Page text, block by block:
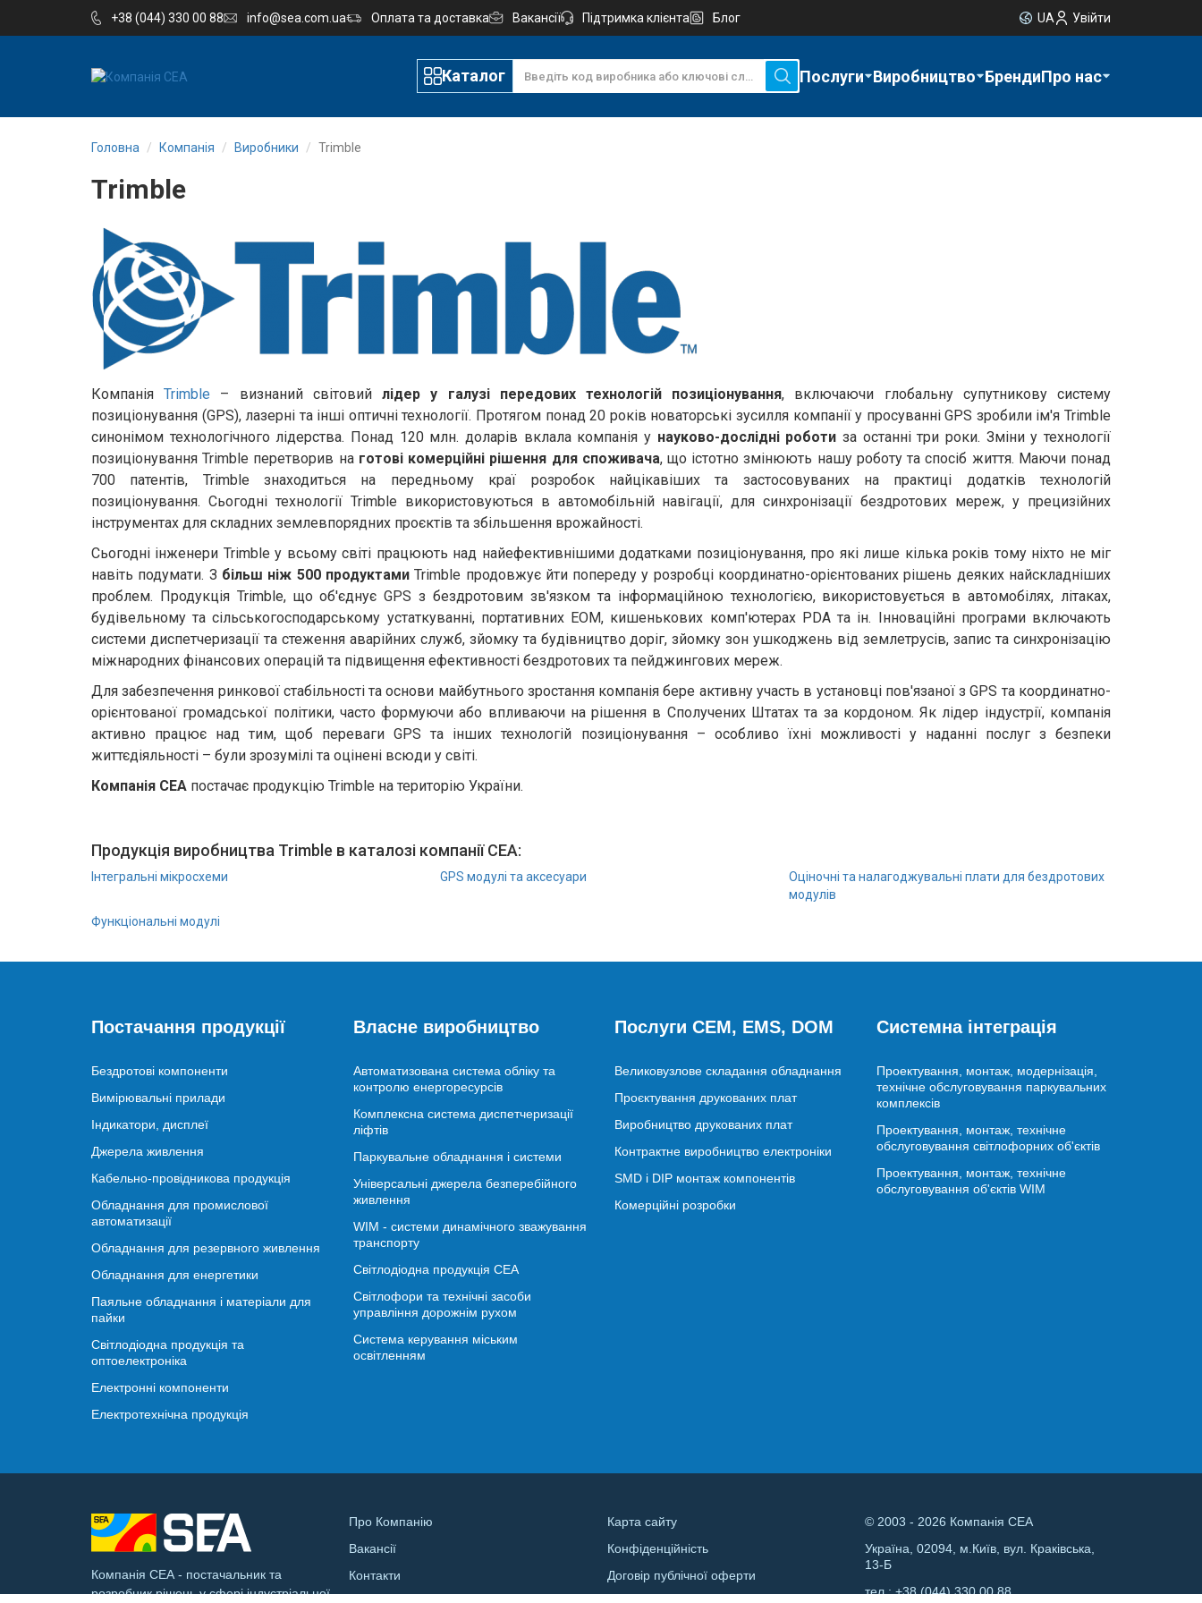
+38 (044) 330 00 88 info@sea.com.ua Оплата та доставка Вакансії Підтримка клієнта Блог UA Увійти
Каталог Послуги Виробництво БрендиПро нас
Компанія
Каталог
Виробництво
Послуги
Новини
Вхід/
авторизація
Виробники
Контакти
Доставка
Підтримка
Блог
Головна Компанія Виробники Trimble
Trimble
КомпаніяTrimble – визнаний світовийлідер у галузі передових технологій позиціонування, включаючи глобальну супутникову систему
позиціонування (GPS), лазерні та інші оптичні технології. Протягом понад 20 років новаторські зусилля компанії у просуванні GPS зробили ім'я Trimble
синонімом технологічного лідерства. Понад 120 млн. доларів вклала компанія у науково-дослідні роботи за останні три роки. Зміни у технології
позиціонування Trimble перетворив на готові комерційні рішення для споживача, що істотно змінюють нашу роботу та спосіб життя. Маючи понад
700 патентів, Trimble знаходиться на передньому краї розробок найцікавіших та застосовуваних на практиці додатків технологій
позиціонування. Сьогодні технології Trimble використовуються в автомобільній навігації, для синхронізації бездротових мереж, у прецизійних
інструментах для складних землевпорядних проєктів та збільшення врожайності.
Сьогодні інженери Trimble у всьому світі працюють над найефективнішими додатками позиціонування, про які лише кілька років тому ніхто не міг
навіть подумати. З більш ніж 500 продуктамиTrimble продовжує йти попереду у розробці координатно-орієнтованих рішень деяких найскладніших
проблем. Продукція Trimble, що об'єднує GPS з бездротовим зв'язком та інформаційною технологією, використовується в автомобілях, літаках,
будівельному та сільськогосподарському устаткуванні, портативних ЕОМ, кишенькових комп'ютерах PDA та ін. Інноваційні програми включають
системи диспетчеризації та стеження аварійних служб, зйомку та будівництво доріг, зйомку зон ушкоджень від землетрусів, запис та синхронізацію
міжнародних фінансових операцій та підвищення ефективності бездротових та пейджингових мереж.
Для забезпечення ринкової стабільності та основи майбутнього зростання компанія бере активну участь в установці пов'язаної з GPS та координатно-
орієнтованої громадської політики, часто формуючи або впливаючи на рішення в Сполучених Штатах та за кордоном. Як лідер індустрії, компанія
активно працює над тим, щоб переваги GPS та інших технологій позиціонування – особливо їхні можливості у наданні послуг з безпеки
життєдіяльності – були зрозумілі та оцінені всюди у світі.
Компанія СЕА постачає продукцію Trimble на територію України.
Продукція виробництва Trimble в каталозі компанії СЕА:
Інтегральні мікросхеми GPS модулі та аксесуари
Оціночні та налагоджувальні плати для бездротових
модулів
Функціональні модулі
Постачання продукції
Бездротові компоненти
Вимірювальні прилади
Індикатори, дисплеї
Джерела живлення
Кабельно-провідникова продукція
Обладнання для промислової
автоматизації
Обладнання для резервного живлення
Обладнання для енергетики
Паяльне обладнання і матеріали для
пайки
Світлодіодна продукція та
оптоелектроніка
Електронні компоненти
Електротехнічна продукція
Власне виробництво
Автоматизована система обліку та
контролю енергоресурсів
Комплексна система диспетчеризації
ліфтів
Паркувальне обладнання і системи
Універсальні джерела безперебійного
живлення
WIM - системи динамічного зважування
транспорту
Світлодіодна продукція СЕА
Світлофори та технічні засоби
управління дорожнім рухом
Система керування міським
освітленням
Послуги CEM, EMS, DOM
Великовузлове складання обладнання
Проєктування друкованих плат
Виробництво друкованих плат
Контрактне виробництво електроніки
SMD і DIP монтаж компонентів
Комерційні розробки
Системна інтеграція
Проектування, монтаж, модернізація,
технічне обслуговування паркувальних
комплексів
Проектування, монтаж, технічне
обслуговування світлофорних об'єктів
Проектування, монтаж, технічне
обслуговування об'єктів WIM
Компанія СЕА - постачальник та
розробник рішень у сфері індустріальної
Про Компанію
Вакансії
Контакти
Карта сайту
Конфіденційність
Договір публічної оферти
© 2003 - 2026 Компанія СЕА
Україна, 02094, м.Київ, вул. Краківська,
13-Б
тел.:+38 (044) 330 00 88